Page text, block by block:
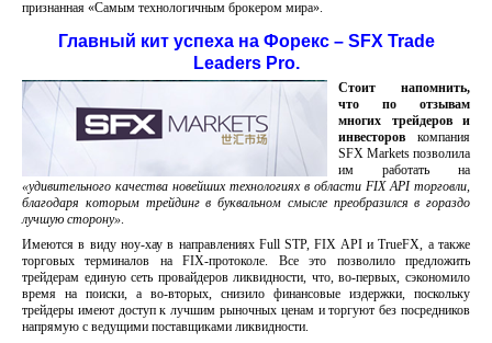
признанная «Самым технологичным брокером мира».
Главный кит успеха на Форекс – SFX Trade
Leaders Pro.
Стоит напомнить,
что по отзывам
многих трейдеров и
инвесторов компания
SFX Markets позволила
им работать на
«удивительного качества новейших технологиях в области FIX API торговли,
благодаря которым трейдинг в буквальном смысле преобразился в гораздо
лучшую сторону».
Имеются в виду ноу-хау в направлениях Full STP, FIX API и TrueFX, а также
торговых терминалов на FIX-протоколе. Все это позволило предложить
трейдерам единую сеть провайдеров ликвидности, что, во-первых, сэкономило
время на поиски, а во-вторых, снизило финансовые издержки, поскольку
трейдеры имеют доступ к лучшим рыночных ценам и торгуют без посредников
напрямую с ведущими поставщиками ликвидности.